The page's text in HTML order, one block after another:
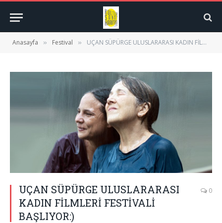
Anasayfa » Festival » UÇAN SÜPÜRGE ULUSLARARASI KADIN FİLMLERİ FESTİVALİ BAŞLIYOR:)
UÇAN SÜPÜRGE ULUSLARARASI
KADIN FİLMLERİ FESTİVALİ
BAŞLIYOR:)
0